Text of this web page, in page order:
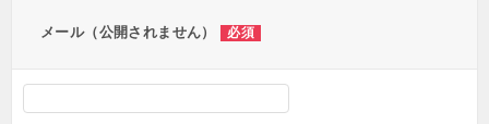
メール（公開されません） 必須